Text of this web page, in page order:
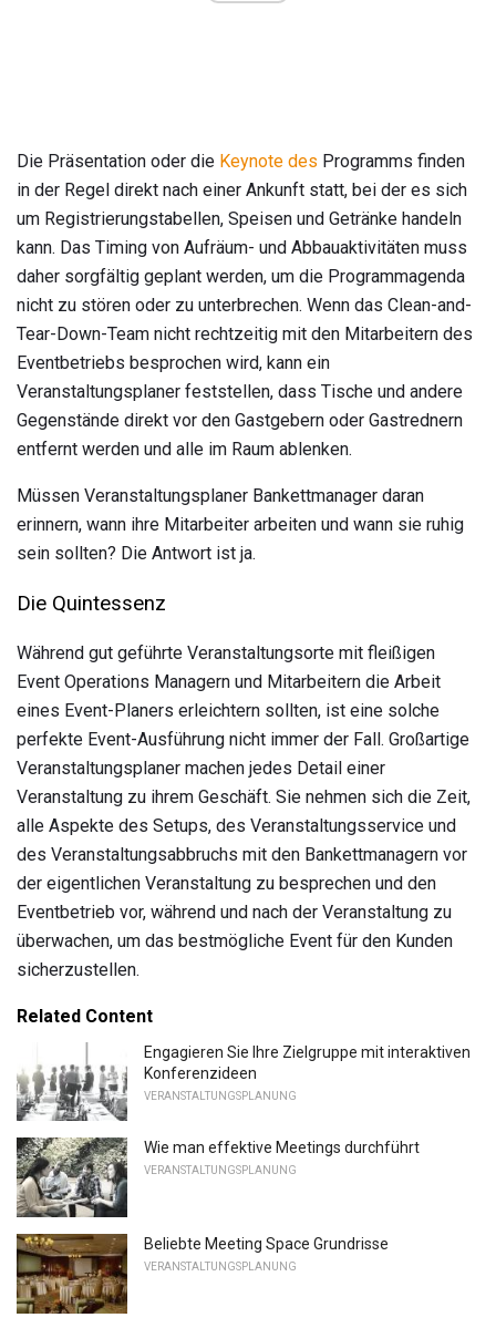
Die Präsentation oder die Keynote des Programms finden
in der Regel direkt nach einer Ankunft statt, bei der es sich
um Registrierungstabellen, Speisen und Getränke handeln
kann. Das Timing von Aufräum- und Abbauaktivitäten muss
daher sorgfältig geplant werden, um die Programmagenda
nicht zu stören oder zu unterbrechen. Wenn das Clean-and-
Tear-Down-Team nicht rechtzeitig mit den Mitarbeitern des
Eventbetriebs besprochen wird, kann ein
Veranstaltungsplaner feststellen, dass Tische und andere
Gegenstände direkt vor den Gastgebern oder Gastrednern
entfernt werden und alle im Raum ablenken.
Müssen Veranstaltungsplaner Bankettmanager daran
erinnern, wann ihre Mitarbeiter arbeiten und wann sie ruhig
sein sollten? Die Antwort ist ja.
Die Quintessenz
Während gut geführte Veranstaltungsorte mit fleißigen
Event Operations Managern und Mitarbeitern die Arbeit
eines Event-Planers erleichtern sollten, ist eine solche
perfekte Event-Ausführung nicht immer der Fall. Großartige
Veranstaltungsplaner machen jedes Detail einer
Veranstaltung zu ihrem Geschäft. Sie nehmen sich die Zeit,
alle Aspekte des Setups, des Veranstaltungsservice und
des Veranstaltungsabbruchs mit den Bankettmanagern vor
der eigentlichen Veranstaltung zu besprechen und den
Eventbetrieb vor, während und nach der Veranstaltung zu
überwachen, um das bestmögliche Event für den Kunden
sicherzustellen.
Related Content
Engagieren Sie Ihre Zielgruppe mit interaktiven
Konferenzideen
VERANSTALTUNGSPLANUNG
Wie man effektive Meetings durchführt
VERANSTALTUNGSPLANUNG
Beliebte Meeting Space Grundrisse
VERANSTALTUNGSPLANUNG